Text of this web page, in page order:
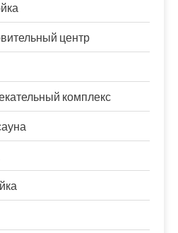
центр
комплекс